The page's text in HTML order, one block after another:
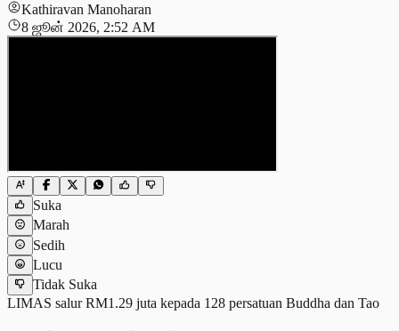
Kathiravan Manoharan
8 ஜூன் 2026, 2:52 AM
Suka
Marah
Sedih
Lucu
Tidak Suka
LIMAS salur RM1.29 juta kepada 128 persatuan Buddha dan Tao